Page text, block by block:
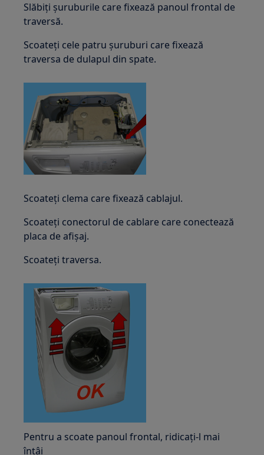
Slăbiți șuruburile care fixează panoul frontal de
traversă.
Scoateți cele patru șuruburi care fixează
traversa de dulapul din spate.
Scoateți clema care fixează cablajul.
Scoateți conectorul de cablare care conectează
placa de afișaj.
Scoateți traversa.
Pentru a scoate panoul frontal, ridicați-l mai
întâi